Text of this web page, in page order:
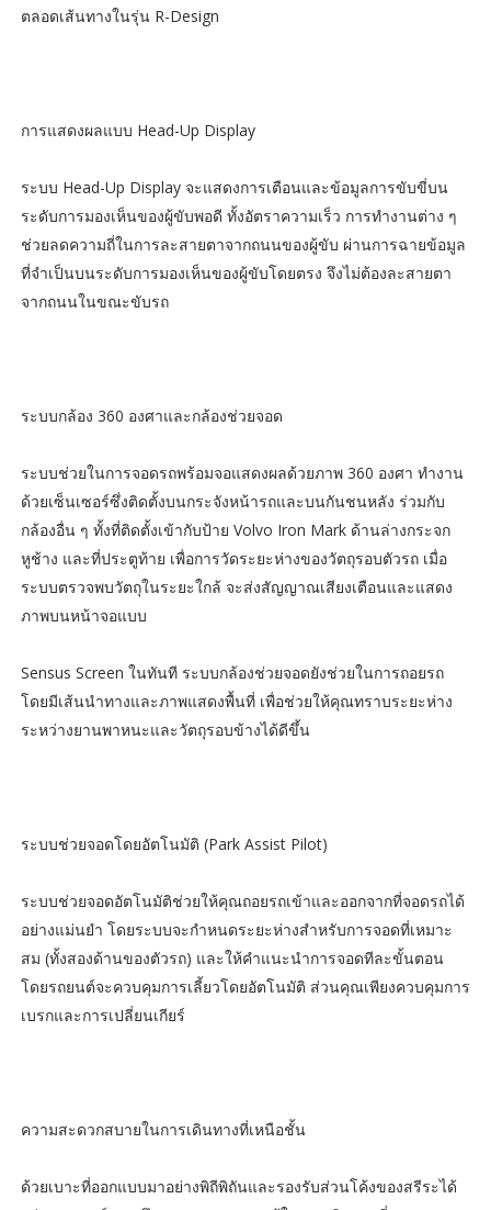
ตลอดเส้นทางในรุ่น R-Design
การแสดงผลแบบ Head-Up Display
ระบบ Head-Up Display จะแสดงการเตือนและข้อมูลการขับขี่บน
ระดับการมองเห็นของผู้ขับพอดี ทั้งอัตราความเร็ว การทำงานต่าง ๆ
ช่วยลดความถี่ในการละสายตาจากถนนของผู้ขับ ผ่านการฉายข้อมูล
ที่จำเป็นบนระดับการมองเห็นของผู้ขับโดยตรง จึงไม่ต้องละสายตา
จากถนนในขณะขับรถ
ระบบกล้อง 360 องศาและกล้องช่วยจอด
ระบบช่วยในการจอดรถพร้อมจอแสดงผลด้วยภาพ 360 องศา ทำงาน
ด้วยเซ็นเซอร์ซึ่งติดตั้งบนกระจังหน้ารถและบนกันชนหลัง ร่วมกับ
กล้องอื่น ๆ ทั้งที่ติดตั้งเข้ากับป้าย Volvo Iron Mark ด้านล่างกระจก
หูช้าง และที่ประตูท้าย เพื่อการวัดระยะห่างของวัตถุรอบตัวรถ เมื่อ
ระบบตรวจพบวัตถุในระยะใกล้ จะส่งสัญญาณเสียงเตือนและแสดง
ภาพบนหน้าจอแบบ
Sensus Screen ในทันที ระบบกล้องช่วยจอดยังช่วยในการถอยรถ
โดยมีเส้นนำทางและภาพแสดงพื้นที่ เพื่อช่วยให้คุณทราบระยะห่าง
ระหว่างยานพาหนะและวัตถุรอบข้างได้ดีขึ้น
ระบบช่วยจอดโดยอัตโนมัติ (Park Assist Pilot)
ระบบช่วยจอดอัตโนมัติช่วยให้คุณถอยรถเข้าและออกจากที่จอดรถได้
อย่างแม่นยำ โดยระบบจะกำหนดระยะห่างสำหรับการจอดที่เหมาะ
สม (ทั้งสองด้านของตัวรถ) และให้คำแนะนำการจอดทีละขั้นตอน
โดยรถยนต์จะควบคุมการเลี้ยวโดยอัตโนมัติ ส่วนคุณเพียงควบคุมการ
เบรกและการเปลี่ยนเกียร์
ความสะดวกสบายในการเดินทางที่เหนือชั้น
ด้วยเบาะที่ออกแบบมาอย่างพิถีพิถันและรองรับส่วนโค้งของสรีระได้